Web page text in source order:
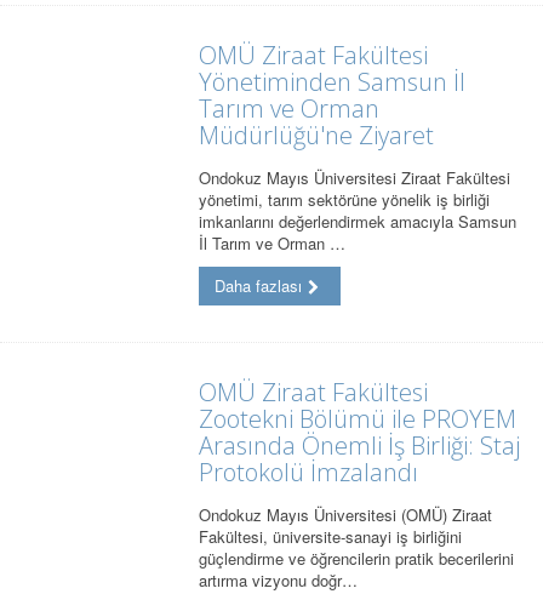
OMÜ Ziraat Fakültesi
Yönetiminden Samsun İl
Tarım ve Orman
Müdürlüğü'ne Ziyaret
Ondokuz Mayıs Üniversitesi Ziraat Fakültesi
yönetimi, tarım sektörüne yönelik iş birliği
imkanlarını değerlendirmek amacıyla Samsun
İl Tarım ve Orman …
Daha fazlası
OMÜ Ziraat Fakültesi
Zootekni Bölümü ile PROYEM
Arasında Önemli İş Birliği: Staj
Protokolü İmzalandı
Ondokuz Mayıs Üniversitesi (OMÜ) Ziraat
Fakültesi, üniversite-sanayi iş birliğini
güçlendirme ve öğrencilerin pratik becerilerini
artırma vizyonu doğr…